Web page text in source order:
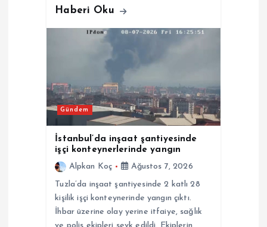
Haberi Oku
Gündem
İstanbul’da inşaat şantiyesinde
işçi konteynerlerinde yangın
Alpkan Koç
Ağustos 7, 2026
Tuzla’da inşaat şantiyesinde 2 katlı 28
kişilik işçi konteynerinde yangın çıktı.
İhbar üzerine olay yerine itfaiye, sağlık